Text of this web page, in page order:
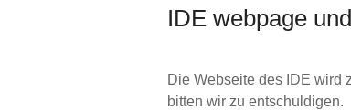
IDE webpage
Die Webseite des IDE wird
bitten wir zu entschuldigen.